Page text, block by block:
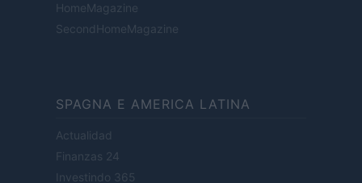
HomeMagazine
SecondHomeMagazine
SPAGNA E AMERICA LATINA
Actualidad
Finanzas 24
Investindo 365